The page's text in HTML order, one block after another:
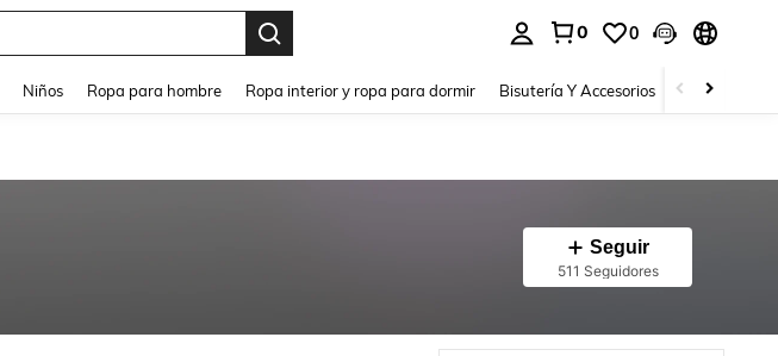
0 0
Niños Ropa para hombre Ropa interior y ropa para dormir Bisutería Y Accesorios Zapatos
Seguir
511 Seguidores